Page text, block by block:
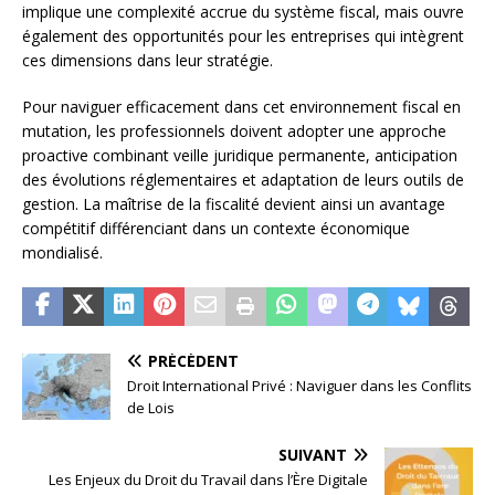
implique une complexité accrue du système fiscal, mais ouvre
également des opportunités pour les entreprises qui intègrent
ces dimensions dans leur stratégie.
Pour naviguer efficacement dans cet environnement fiscal en
mutation, les professionnels doivent adopter une approche
proactive combinant veille juridique permanente, anticipation
des évolutions réglementaires et adaptation de leurs outils de
gestion. La maîtrise de la fiscalité devient ainsi un avantage
compétitif différenciant dans un contexte économique
mondialisé.
PRÉCÉDENT
Droit International Privé : Naviguer dans les Conflits
de Lois
SUIVANT
Les Enjeux du Droit du Travail dans l’Ère Digitale